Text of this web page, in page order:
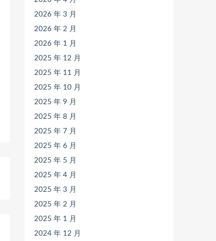
2026 年 3 月
2026 年 2 月
2026 年 1 月
2025 年 12 月
2025 年 11 月
2025 年 10 月
2025 年 9 月
2025 年 8 月
2025 年 7 月
2025 年 6 月
2025 年 5 月
2025 年 4 月
2025 年 3 月
2025 年 2 月
2025 年 1 月
2024 年 12 月